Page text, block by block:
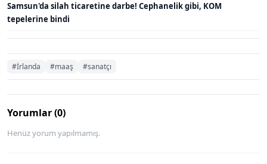
Samsun'da silah ticaretine darbe! Cephanelik gibi, KOM
tepelerine bindi
#İrlanda #maaş #sanatçı
Yorumlar (0)
Henüz yorum yapılmamış.